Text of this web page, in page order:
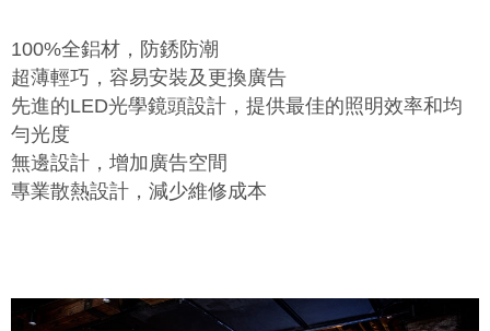
100%全鋁材，防銹防潮
超薄輕巧，容易安裝及更換廣告
先進的LED光學鏡頭設計，提供最佳的照明效率和均
勻光度
無邊設計，增加廣告空間
專業散熱設計，減少維修成本